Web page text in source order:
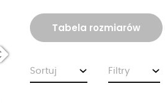
Tabela rozmiarów
Sortuj Filtry